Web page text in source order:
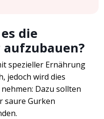
die
spezieller Ernährung
jedoch wird dies
Dazu sollten
saure Gurken